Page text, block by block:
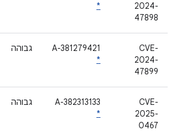
2024-
47898
*
CVE-
2024-
47899
A-381279421
*
גבוהה
CVE-
2025-
0467
A-382313133
*
גבוהה